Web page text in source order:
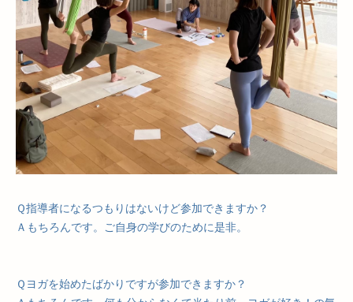
Ｑ指導者になるつもりはないけど参加できますか？
Ａもちろんです。ご自身の学びのために是非。
Ｑヨガを始めたばかりですが参加できますか？